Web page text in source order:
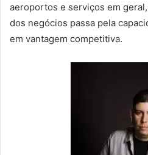
aeroportos e serviços em
dos negócios passa pela
em vantagem competitiva.